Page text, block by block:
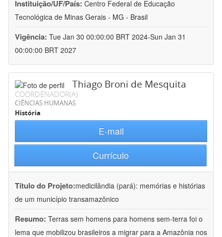
Instituição/UF/País: Centro Federal de Educação
Tecnológica de Minas Gerais - MG - Brasil
Vigência: Tue Jan 30 00:00:00 BRT 2024-Sun Jan 31
00:00:00 BRT 2027
Thiago Broni de Mesquita
COORDENADOR(A)
CIÊNCIAS HUMANAS
História
E-mail
Currículo
Título do Projeto:medicilândia (pará): memórias e histórias
de um município transamazônico
Resumo: Terras sem homens para homens sem-terra foi o
lema que mobilizou brasileiros a migrar para a Amazônia nos